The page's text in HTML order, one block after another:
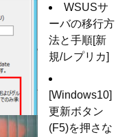
WSUSサ
ーバの移行方
法と手順[新
規/レプリカ]
[Windows10]
更新ボタン
(F5)を押さな